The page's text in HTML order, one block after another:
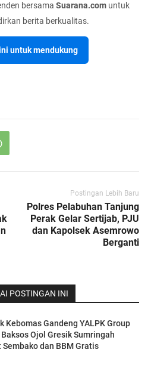
bersama Suarana.comuntuk
berita berkualitas.
untuk mendukung
Postingan Lebih Baru
Polres Pelabuhan Tanjung
Perak Gelar Sertijab, PJU
dan Kapolsek Asemrowo
Berganti
POSTINGAN INI
Kebomas Gandeng YALPK Group
Ojol Gresik Sumringah
Sembako dan BBM Gratis